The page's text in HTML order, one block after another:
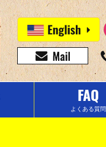
FAQ
よくある質問